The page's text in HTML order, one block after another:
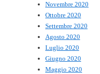
Novembre 2020
Ottobre 2020
Settembre 2020
Agosto 2020
Luglio 2020
Giugno 2020
Maggio 2020